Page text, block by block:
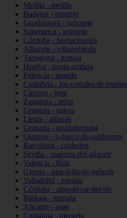
Melilla - melilla
Badajoz - montijo
Guadalajara - jadraque
Salamanca - guijuelo
Córdoba - hornachuelos
Albacete - villarrobledo
Tarragona - tortosa
Huelva - punta-umbría
Palencia - guardo
Cantabria - los-corrales-de-buelna
Cáceres - jerte
Zaragoza - ariza
Granada - galera
Lleida - alfarràs
Granada - guadahortuna
Ourense - o-barco-de-valdeorras
Barcelona - cardedeu
Sevilla - mairena-del-aljarafe
Valencia - llíria
Girona - sant-feliu-de-guíxols
Valladolid - zaratán
Córdoba - almodóvar-del-río
Bizkaia - mungia
Alicante - aspe
Cantabria - meruelo